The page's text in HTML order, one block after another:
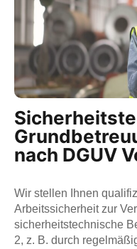
nach DGUV
Wir stellen Ihnen
Arbeitssicherheit zur
sicherheitstechnische
2, z. B. durch